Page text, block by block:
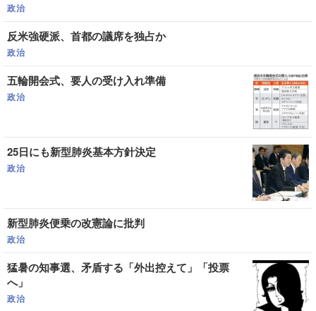
政治
反米強硬派、首都の議席を独占か
政治
五輪開会式、要人の受け入れ準備
政治
25日にも新型肺炎基本方針決定
政治
新型肺炎便乗の改憲論に批判
政治
猛暑の知事選、矛盾する「外出控えて」「投票
へ」
政治